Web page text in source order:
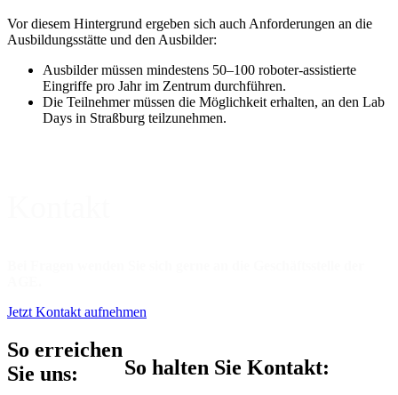
Vor diesem Hintergrund ergeben sich auch Anforderungen an die
Ausbildungsstätte und den Ausbilder:
Ausbilder müssen mindestens 50–100 roboter-assistierte
Eingriffe pro Jahr im Zentrum durchführen.
Die Teilnehmer müssen die Möglichkeit erhalten, an den Lab
Days in Straßburg teilzunehmen.
Jetzt Kontakt aufnehmen
So erreichen
Sie uns:
So halten Sie Kontakt: